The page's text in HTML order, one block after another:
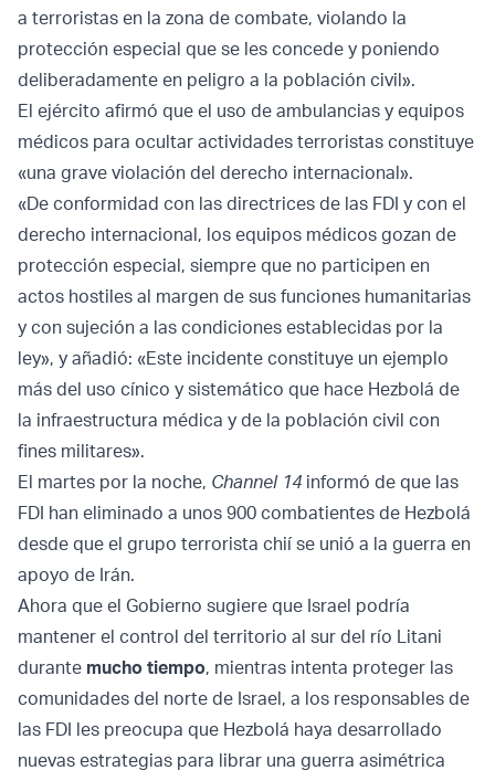
a terroristas en la zona de combate, violando la
protección especial que se les concede y poniendo
deliberadamente en peligro a la población civil».
El ejército afirmó que el uso de ambulancias y equipos
médicos para ocultar actividades terroristas constituye
«una grave violación del derecho internacional».
«De conformidad con las directrices de las FDI y con el
derecho internacional, los equipos médicos gozan de
protección especial, siempre que no participen en
actos hostiles al margen de sus funciones humanitarias
y con sujeción a las condiciones establecidas por la
ley», y añadió: «Este incidente constituye un ejemplo
más del uso cínico y sistemático que hace Hezbolá de
la infraestructura médica y de la población civil con
fines militares».
El martes por la noche, Channel 14 informó de que las
FDI han eliminado a unos 900 combatientes de Hezbolá
desde que el grupo terrorista chií se unió a la guerra en
apoyo de Irán.
Ahora que el Gobierno sugiere que Israel podría
mantener el control del territorio al sur del río Litani
durante mucho tiempo, mientras intenta proteger las
comunidades del norte de Israel, a los responsables de
las FDI les preocupa que Hezbolá haya desarrollado
nuevas estrategias para librar una guerra asimétrica